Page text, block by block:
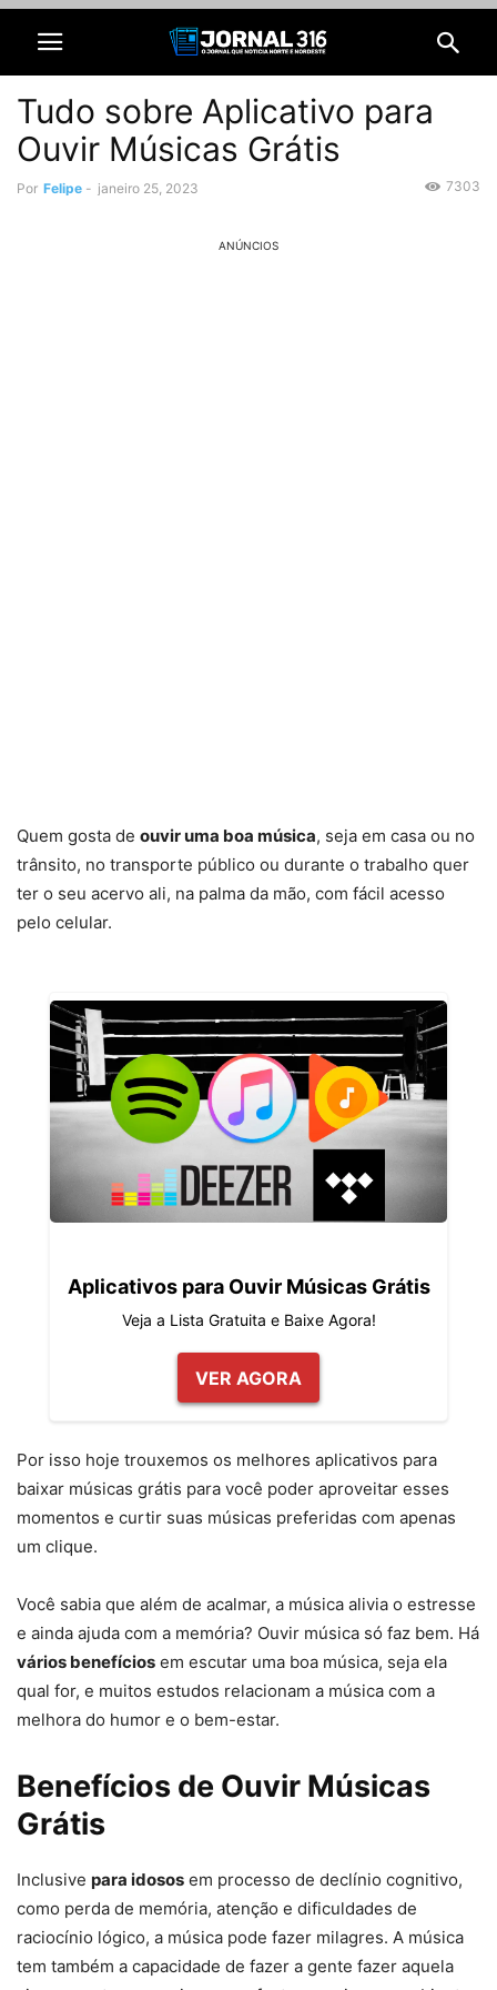
Tudo sobre Aplicativo para
Ouvir Músicas Grátis
Por Felipe - janeiro 25, 2023 7303
ANÚNCIOS
Quem gosta de ouvir uma boa música, seja em casa ou no
trânsito, no transporte público ou durante o trabalho quer
ter o seu acervo ali, na palma da mão, com fácil acesso
pelo celular.
Aplicativos para Ouvir Músicas Grátis
Veja a Lista Gratuita e Baixe Agora!
VER AGORA
Por isso hoje trouxemos os melhores aplicativos para
baixar músicas grátis para você poder aproveitar esses
momentos e curtir suas músicas preferidas com apenas
um clique.
Você sabia que além de acalmar, a música alivia o estresse
e ainda ajuda com a memória? Ouvir música só faz bem. Há
vários benefícios em escutar uma boa música, seja ela
qual for, e muitos estudos relacionam a música com a
melhora do humor e o bem-estar.
Benefícios de Ouvir Músicas
Grátis
Inclusive para idosos em processo de declínio cognitivo,
como perda de memória, atenção e dificuldades de
raciocínio lógico, a música pode fazer milagres. A música
tem também a capacidade de fazer a gente fazer aquela